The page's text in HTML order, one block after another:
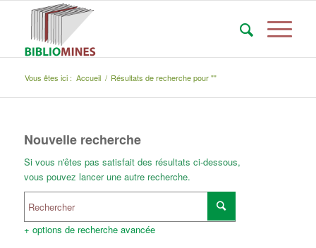
Vous êtes ici : Accueil / Résultats de recherche pour ""
Nouvelle recherche
Si vous n'êtes pas satisfait des résultats ci-dessous,
vous pouvez lancer une autre recherche.
+ options de recherche avancée